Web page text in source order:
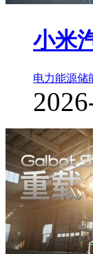
小米
电力能源储